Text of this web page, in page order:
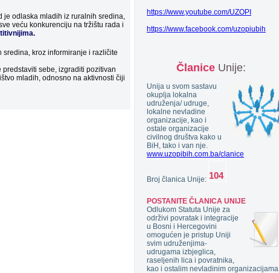
je odlaska mladih iz ruralnih sredina,
veću konkurenciju na tržištu rada i
kroz informiranje i različite
sebe, izgraditi pozitivan
mladih, odnosno na aktivnosti čiji
https://www.youtube.com/UZOPI
https://www.facebook.com/uzopiubih
Članice Unije:
Unija u svom sastavu
okuplja lokalna
udruženja/ udruge,
lokalne nevladine
organizacije, kao i
ostale organizacije
civilnog društva kako u
BiH, tako i van nje.
www.uzopibih.com.ba/clanice
Broj članica Unije:
POSTANITE ČLANICA UNIJE
Odlukom Statuta Unije za
održivi povratak i integracije
u Bosni i Hercegovini
omogućen je pristup Uniji
svim udruženjima-
udrugama izbjeglica,
raseljenih lica i povratnika,
kao i ostalim nevladinim organizacijama